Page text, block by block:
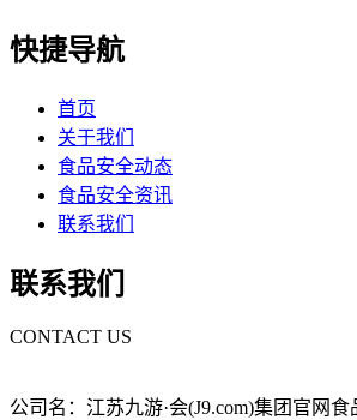
快捷导航
首页
关于我们
食品安全动态
食品安全资讯
联系我们
联系我们
CONTACT US
公司名：江苏九游·会(J9.com)集团官网食